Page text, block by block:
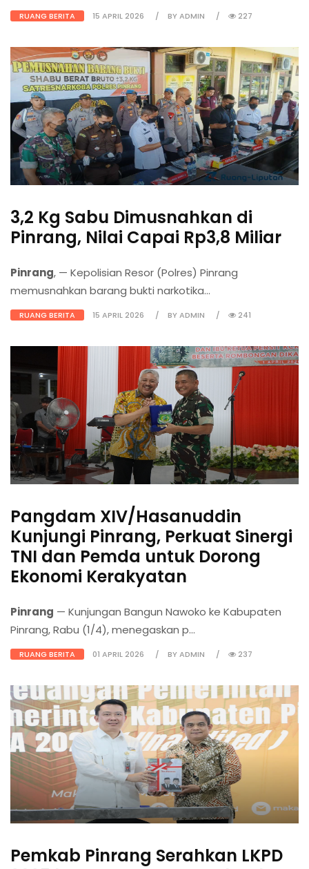
RUANG BERITA 15 APRIL 2026 BY ADMIN 227
3,2 Kg Sabu Dimusnahkan di
Pinrang, Nilai Capai Rp3,8 Miliar
Pinrang, — Kepolisian Resor (Polres) Pinrang
memusnahkan barang bukti narkotika...
RUANG BERITA 15 APRIL 2026 BY ADMIN 241
Pangdam XIV/Hasanuddin
Kunjungi Pinrang, Perkuat Sinergi
TNI dan Pemda untuk Dorong
Ekonomi Kerakyatan
Pinrang — Kunjungan Bangun Nawoko ke Kabupaten
Pinrang, Rabu (1/4), menegaskan p...
RUANG BERITA 01 APRIL 2026 BY ADMIN 237
Pemkab Pinrang Serahkan LKPD